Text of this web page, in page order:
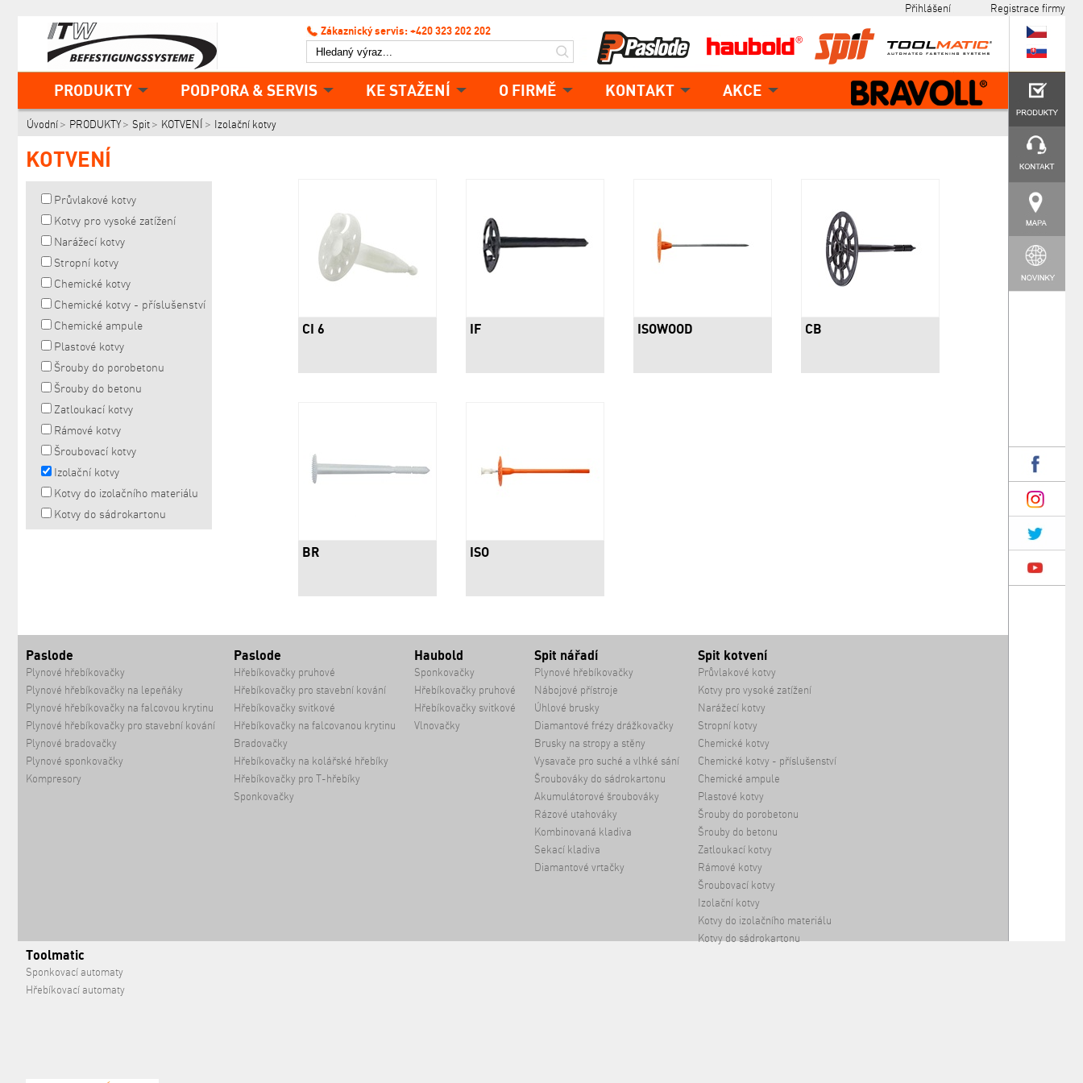
PRODUKTY PODPORA & SERVIS KE STAŽENÍ O FIRMĚ KONTAKT AKCE
Přihlášení
Registrace firmy
Zákaznický servis: +420 323 202 202
Úvodní PRODUKTY Spit KOTVENÍ Izolační kotvy
KOTVENÍ
Průvlakové kotvy
Kotvy pro vysoké zatížení
Narážecí kotvy
Stropní kotvy
Chemické kotvy
Chemické kotvy - příslušenství
Chemické ampule
Plastové kotvy
Šrouby do porobetonu
Šrouby do betonu
Zatloukací kotvy
Rámové kotvy
Šroubovací kotvy
Izolační kotvy
Kotvy do izolačního materiálu
Kotvy do sádrokartonu
CI 6 IF ISOWOOD CB
BR ISO
Paslode
Plynové hřebíkovačky
Plynové hřebíkovačky na lepeňáky
Plynové hřebíkovačky na falcovou krytinu
Plynové hřebíkovačky pro stavební kování
Plynové bradovačky
Plynové sponkovačky
Kompresory
Paslode
Hřebíkovačky pruhové
Hřebíkovačky pro stavební kování
Hřebíkovačky svitkové
Hřebíkovačky na falcovanou krytinu
Bradovačky
Hřebíkovačky na kolářské hřebíky
Hřebíkovačky pro T-hřebíky
Sponkovačky
Haubold
Sponkovačky
Hřebíkovačky pruhové
Hřebíkovačky svitkové
Vlnovačky
Spit nářadí
Plynové hřebíkovačky
Nábojové přístroje
Úhlové brusky
Diamantové frézy drážkovačky
Brusky na stropy a stěny
Vysavače pro suché a vlhké sání
Šroubováky do sádrokartonu
Akumulátorové šroubováky
Rázové utahováky
Kombinovaná kladiva
Sekací kladiva
Diamantové vrtačky
Spit kotvení
Průvlakové kotvy
Kotvy pro vysoké zatížení
Narážecí kotvy
Stropní kotvy
Chemické kotvy
Chemické kotvy - příslušenství
Chemické ampule
Plastové kotvy
Šrouby do porobetonu
Šrouby do betonu
Zatloukací kotvy
Rámové kotvy
Šroubovací kotvy
Izolační kotvy
Kotvy do izolačního materiálu
Kotvy do sádrokartonu
Toolmatic
Sponkovací automaty
Hřebíkovací automaty